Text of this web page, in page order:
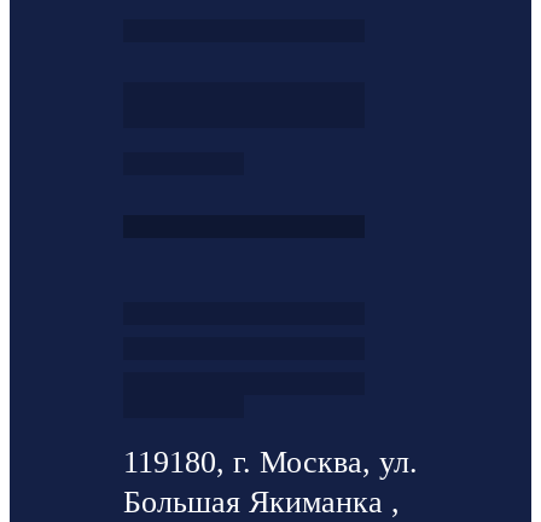
119180, г. Москва, ул.
Большая Якиманка ,